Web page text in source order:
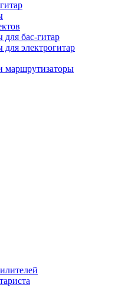
бас-гитар
электрогитар
маршрутизаторы